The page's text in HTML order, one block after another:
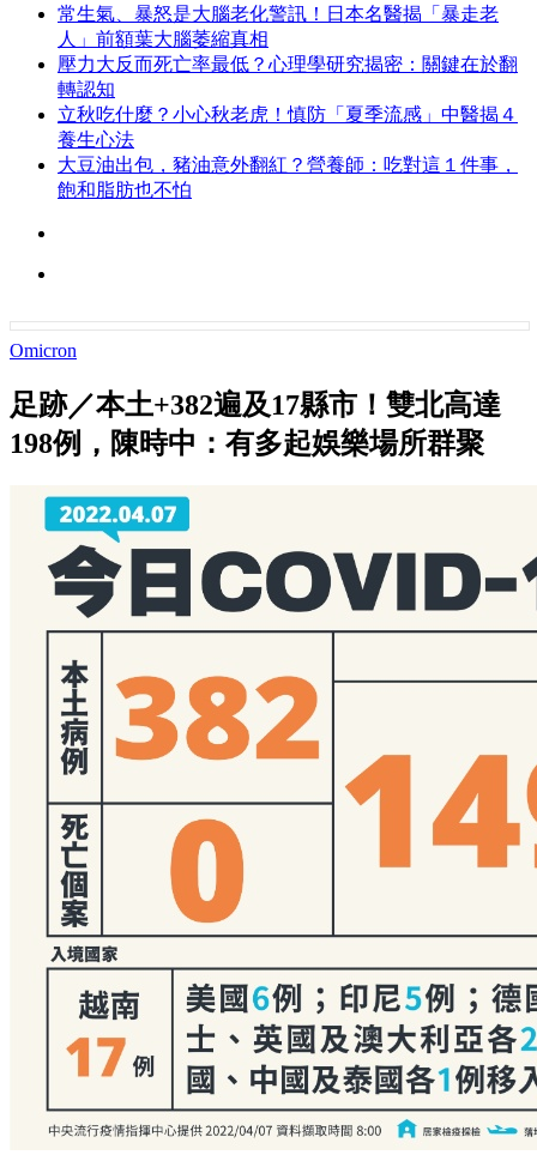
常生氣、暴怒是大腦老化警訊！日本名醫揭「暴走老
人」前額葉大腦萎縮真相
壓力大反而死亡率最低？心理學研究揭密：關鍵在於翻
轉認知
立秋吃什麼？小心秋老虎！慎防「夏季流感」中醫揭４
養生心法
大豆油出包，豬油意外翻紅？營養師：吃對這１件事，
飽和脂肪也不怕
Omicron
足跡／本土+382遍及17縣市！雙北高達
198例，陳時中：有多起娛樂場所群聚